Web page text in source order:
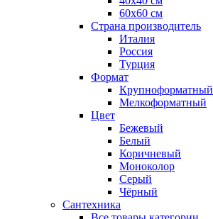
60x60 см
Страна производитель
Италия
Россия
Турция
Формат
Крупноформатный
Мелкоформатный
Цвет
Бежевый
Белый
Коричневый
Моноколор
Серый
Чёрный
Сантехника